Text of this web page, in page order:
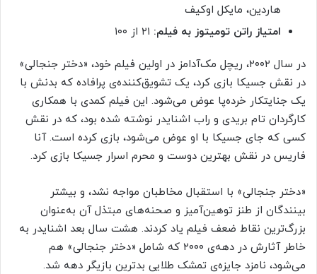
هاردین، مایکل اوکیف
امتیاز راتن تومیتوز به فیلم: ۲۱ از ۱۰۰
در سال ۲۰۰۲، ریچل مک‌آدامز در اولین فیلم خود، «دختر جنجالی»
در نقش جسیکا بازی کرد، یک تشویق‌کننده‌ی پرافاده که بدنش با
یک جنایتکار خرده‌پا عوض می‌شود. این فیلم کمدی با همکاری
کارگردان تام بریدی و راب اشنایدر نوشته شده بود، که در نقش
کسی که جای جسیکا با او عوض می‌شود، بازی کرده است. آنا
فاریس در نقش بهترین دوست و محرم اسرار جسیکا بازی کرد.
«دختر جنجالی» با استقبال مخاطبان مواجه نشد، و بیشتر
بینندگان از طنز توهین‌آمیز و صحنه‌های مبتذل آن به‌عنوان
بزرگ‌ترین نقاط ضعف فیلم یاد کردند. هشت سال بعد اشنایدر به‌
خاطر آثارش در دهه‌ی ۲۰۰۰ که شامل «دختر جنجالی» هم
می‌شود، نامزد جایزه‌ی تمشک طلایی بدترین بازیگر دهه شد.